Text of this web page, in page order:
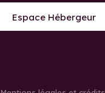
Espace Hébergeur